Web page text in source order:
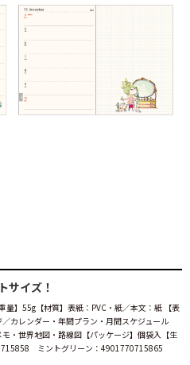
サイズ！
】55g【材質】表紙：PVC・紙／本文：紙 【表
カレンダー・年間プラン・月間スケジュール
・世界地図・路線図【パッケージ】個袋入【生
ミントグリーン：4901770715865